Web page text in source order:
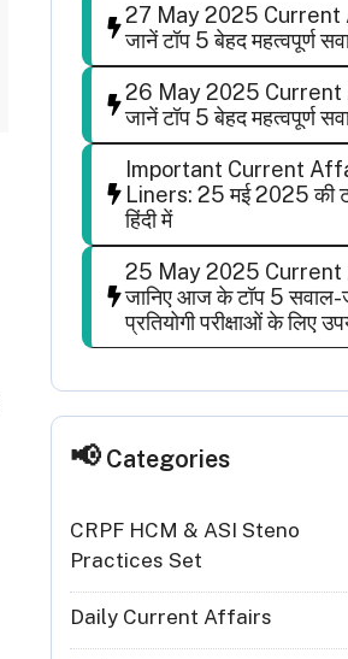
27 May 2025 Current
जानें टॉप 5 बेहद महत्वपूर्ण
26 May 2025 Current
जानें टॉप 5 बेहद महत्वपूर्ण
Important Current
Liners: 25 मई 2025 की
हिंदी में
25 May 2025 Current
जानिए आज के टॉप 5 सवाल-
प्रतियोगी परीक्षाओं के लिए
Categories
CRPF HCM & ASI Steno
Practices Set
Daily Current Affairs